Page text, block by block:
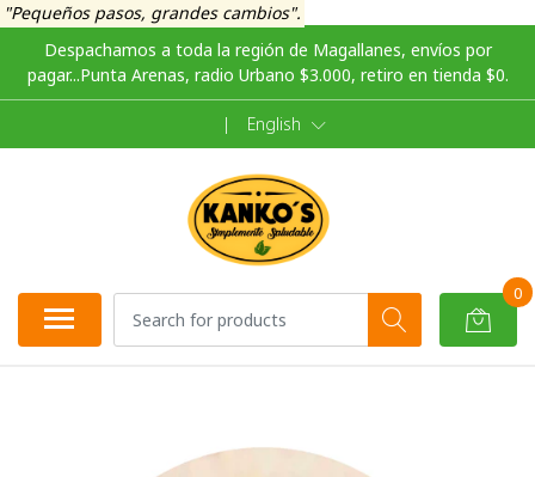
"Pequeños pasos, grandes cambios".
Despachamos a toda la región de Magallanes, envíos por
pagar...Punta Arenas, radio Urbano $3.000, retiro en tienda $0.
| English
0